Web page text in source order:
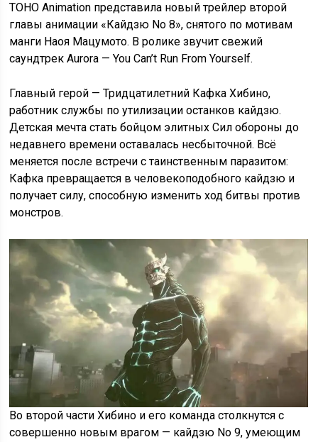
TOHO Animation представила новый трейлер второй
главы анимации «Кайдзю No 8», снятого по мотивам
манги Наоя Мацумото. В ролике звучит свежий
саундтрек Aurora — You Can’t Run From Yourself.
Главный герой — Тридцатилетний Кафка Хибино,
работник службы по утилизации останков кайдзю.
Детская мечта стать бойцом элитных Сил обороны до
недавнего времени оставалась несбыточной. Всё
меняется после встречи с таинственным паразитом:
Кафка превращается в человекоподобного кайдзю и
получает силу, способную изменить ход битвы против
монстров.
Во второй части Хибино и его команда столкнутся с
совершенно новым врагом — кайдзю No 9, умеющим